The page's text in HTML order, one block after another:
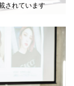
されています